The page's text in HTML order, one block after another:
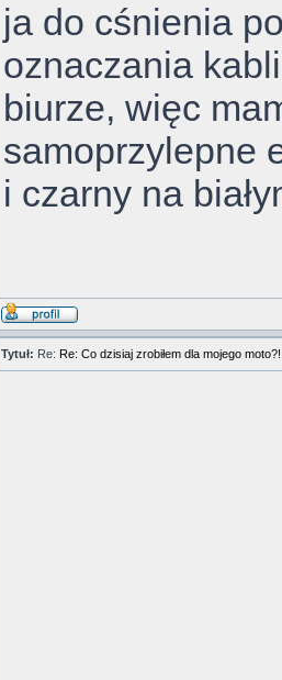
ja do cśnienia
oznaczania
biurze, więc
samoprzylepne
i czarny na
Tytuł: Re: Re: Co dzisiaj zrobiłem dla mojego moto?!